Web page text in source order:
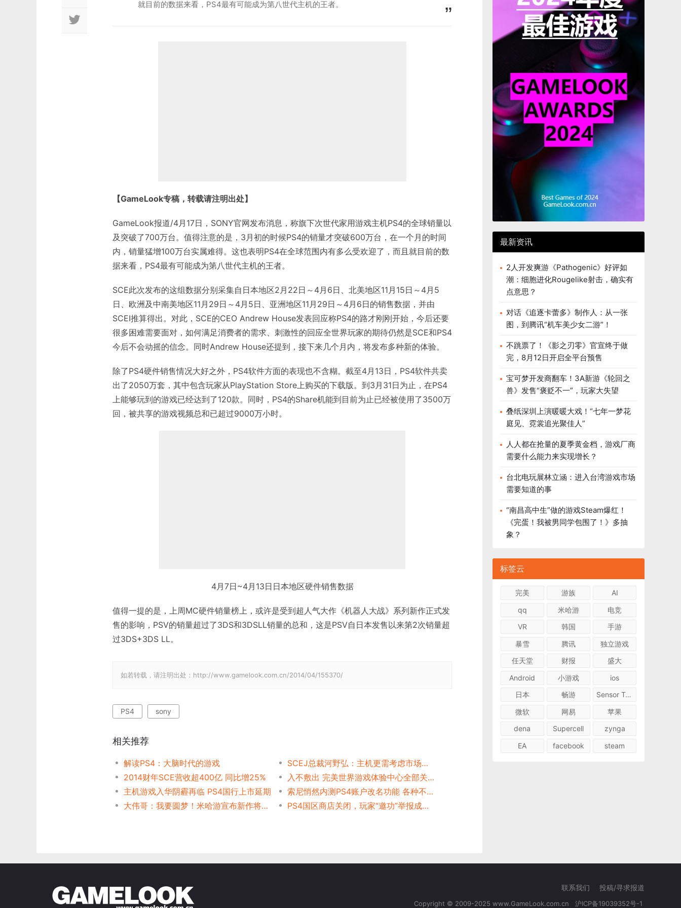
就目前的数据来看，PS4最有可能成为第八世代主机的王者。
【GameLook专稿，转载请注明出处】
GameLook报道/4月17日，SONY官网发布消息，称旗下次世代家用游戏主机PS4的全球销量以
及突破了700万台。值得注意的是，3月初的时候PS4的销量才突破600万台，在一个月的时间
内，销量猛增100万台实属难得。这也表明PS4在全球范围内有多么受欢迎了，而且就目前的数
据来看，PS4最有可能成为第八世代主机的王者。
SCE此次发布的这组数据分别采集自日本地区2月22日～4月6日、北美地区11月15日～4月5
日、欧洲及中南美地区11月29日～4月5日、亚洲地区11月29日～4月6日的销售数据，并由
SCEI推算得出。对此，SCE的CEO Andrew House发表回应称PS4的路才刚刚开始，今后还要
很多困难需要面对，如何满足消费者的需求、刺激性的回应全世界玩家的期待仍然是SCE和PS4
今后不会动摇的信念。同时Andrew House还提到，接下来几个月内，将发布多种新的体验。
除了PS4硬件销售情况大好之外，PS4软件方面的表现也不含糊。截至4月13日，PS4软件共卖
出了2050万套，其中包含玩家从PlayStation Store上购买的下载版。到3月31日为止，在PS4
上能够玩到的游戏已经达到了120款。同时，PS4的Share机能到目前为止已经被使用了3500万
回，被共享的游戏视频总和已超过9000万小时。
4月7日~4月13日日本地区硬件销售数据
值得一提的是，上周MC硬件销量榜上，或许是受到超人气大作《机器人大战》系列新作正式发
售的影响，PSV的销量超过了3DS和3DSLL销量的总和，这是PSV自日本发售以来第2次销量超
过3DS+3DS LL。
如若转载，请注明出处：http://www.gamelook.com.cn/2014/04/155370/
PS4 sony
相关推荐
解读PS4：大脑时代的游戏
SCEJ总裁河野弘：主机更需考虑市场特性
2014财年SCE营收超400亿 同比增25%
入不敷出 完美世界游戏体验中心全部关闭
主机游戏入华阴霾再临 PS4国行上市延期
索尼悄然内测PS4账户改名功能 各种不完美玩家吐槽
大伟哥：我要圆梦！米哈游宣布新作将是PS4游戏
PS4国区商店关闭，玩家“邀功”举报成功：真是这样么？
最新资讯
2人开发爽游《Pathogenic》好评如
潮：细胞进化Rougelike射击，确实有
点意思？
对话《追逐卡蕾多》制作人：从一张
图，到腾讯“机车美少女二游”！
不跳票了！《影之刃零》官宣终于做
完，8月12日开启全平台预售
宝可梦开发商翻车！3A新游《轮回之
兽》发售“褒贬不一”，玩家大失望
叠纸深圳上演暖暖大戏！“七年一梦花
庭见、霓裳追光聚佳人”
人人都在抢量的夏季黄金档，游戏厂商
需要什么能力来实现增长？
台北电玩展林立涵：进入台湾游戏市场
需要知道的事
“南昌高中生”做的游戏Steam爆红！
《完蛋！我被男同学包围了！》多抽
象？
标签云
完美 游族
AI
qq
米哈游
电竞
VR
韩国
手游
暴雪
腾讯
独立游戏
任天堂
财报
盛大
Android
小游戏
ios
日本
畅游
Sensor Tower
微软
网易
苹果
dena
Supercell
zynga
EA
facebook steam
联系我们 投稿/寻求报道
Copyright © 2009-2025 www.GameLook.com.cn 沪ICP备19039352号-1